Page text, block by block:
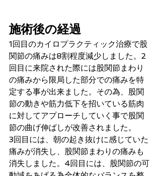
施術後の経過
1回目のカイロプラクティック治療で股
関節の痛みは8割程度減少しました。2
回目に来院された際には股関節まわり
の痛みから限局した部分での痛みを特
定する事が出来ました。その為、股関
節の動きや筋力低下を招いている筋肉
に対してアプローチしていく事で股関
節の曲げ伸ばしが改善されました。
3回目には、朝の起き抜けに感じていた
痛みが消失し、股関節まわりの痛みも
消失しました。4回目には、股関節の可